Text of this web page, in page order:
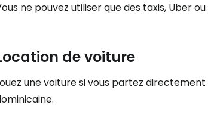
ne pouvez utiliser que des taxis, Uber
de voiture
une voiture si vous partez